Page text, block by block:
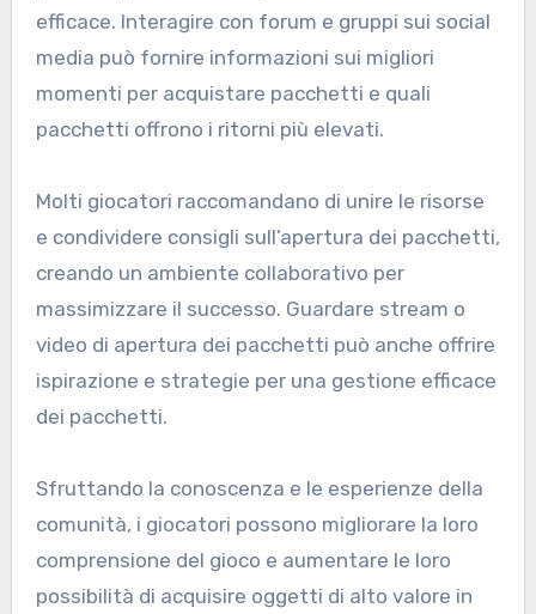
efficace. Interagire con forum e gruppi sui social
media può fornire informazioni sui migliori
momenti per acquistare pacchetti e quali
pacchetti offrono i ritorni più elevati.
Molti giocatori raccomandano di unire le risorse
e condividere consigli sull’apertura dei pacchetti,
creando un ambiente collaborativo per
massimizzare il successo. Guardare stream o
video di apertura dei pacchetti può anche offrire
ispirazione e strategie per una gestione efficace
dei pacchetti.
Sfruttando la conoscenza e le esperienze della
comunità, i giocatori possono migliorare la loro
comprensione del gioco e aumentare le loro
possibilità di acquisire oggetti di alto valore in